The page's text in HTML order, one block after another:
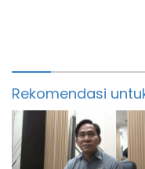
Rekomendasi